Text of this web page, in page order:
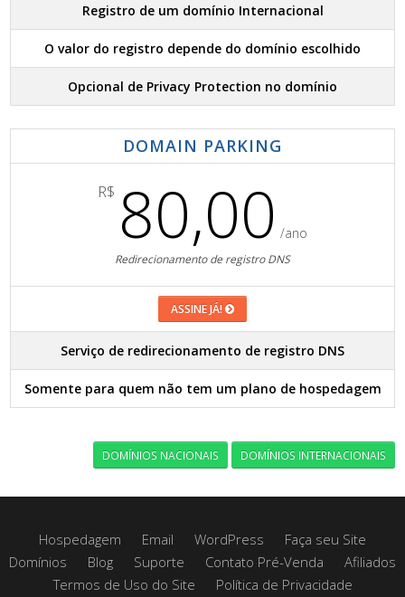
Registro de um domínio Internacional
O valor do registro depende do domínio escolhido
Opcional de Privacy Protection no domínio
DOMAIN PARKING
R$ 80,00 /ano
Redirecionamento de registro DNS
ASSINE JÁ!
Serviço de redirecionamento de registro DNS
Somente para quem não tem um plano de hospedagem
DOMÍNIOS NACIONAIS DOMÍNIOS INTERNACIONAIS
Hospedagem Email WordPress
Faça seu Site
Domínios
Blog Suporte Contato Pré-Venda
Afiliados
Termos de Uso do Site
Política de Privacidade